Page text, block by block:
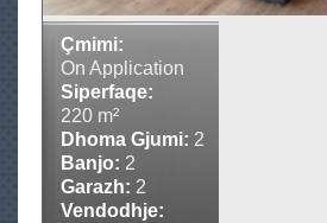
h
i
j
p
Çmimi:
On Application
Siperfaqe:
220 m²
Dhoma Gjumi: 2
Banjo: 2
Garazh: 2
Vendodhje: